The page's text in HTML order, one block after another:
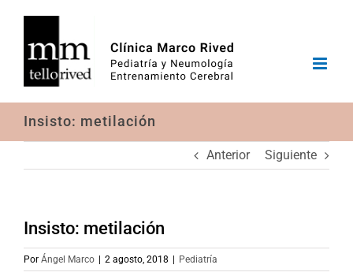
contenido
Insisto: metilación
Anterior Siguiente
Insisto: metilación
Por Ángel Marco 2 agosto, 2018 Pediatría